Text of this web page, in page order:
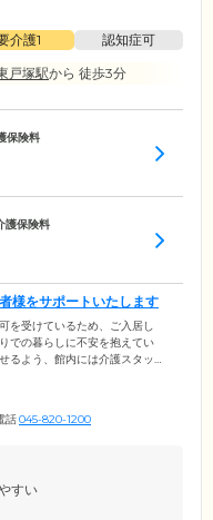
介護1
認知症可
戸塚駅から 徒歩3分
保険料
護保険料
様をサポートいたします
を受けているため、ご入居し
での暮らしに不安を抱えてい
るよう、館内には介護スタッ
っています。さらに、看護師
ご要望に応じて訪問診療や通
話045-820-1200
すい